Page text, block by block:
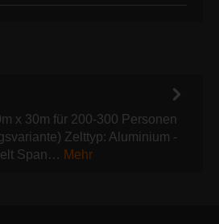
x 30m für 200-300 Personen
Zelttyp: Aluminium -
Span… Mehr